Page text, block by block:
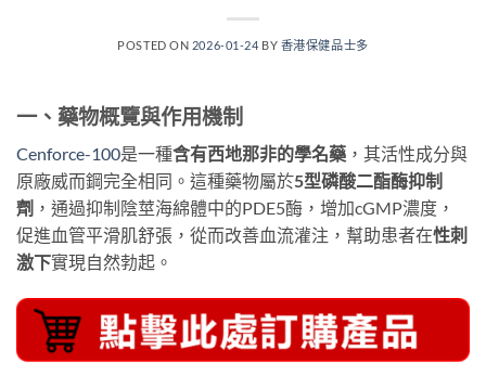
POSTED ON 2026-01-24 BY 香港保健品士多
一、藥物概覽與作用機制
Cenforce-100是一種含有西地那非的學名藥 ，其活性成分與
原廠威而鋼完全相同。這種藥物屬於5型磷酸二酯酶抑制
劑 ，通過抑制陰莖海綿體中的PDE5酶，增加cGMP濃度，
促進血管平滑肌舒張，從而改善血流灌注，幫助患者在性刺
激下實現自然勃起。